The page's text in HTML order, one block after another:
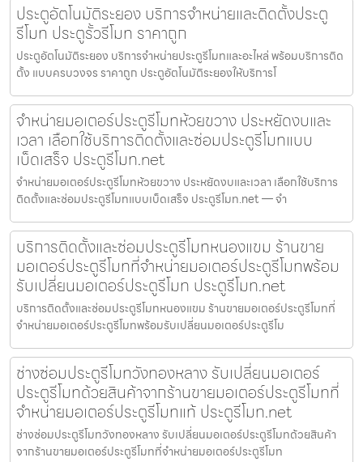
ประตูอัตโนมัติระยอง บริการจำหน่ายและติดตั้งประตู
รีโมท ประตูรั้วรีโมท ราคาถูก
ประตูอัตโนมัติระยอง บริการจำหน่ายประตูรีโมทและอะไหล่ พร้อมบริการติด
ตั้ง แบบครบวงจร ราคาถูก ประตูอัตโนมัติระยองให้บริการโ
จำหน่ายมอเตอร์ประตูรีโมทห้วยขวาง ประหยัดงบและ
เวลา เลือกใช้บริการติดตั้งและซ่อมประตูรีโมทแบบ
เบ็ดเสร็จ ประตูรีโมท.net
จำหน่ายมอเตอร์ประตูรีโมทห้วยขวาง ประหยัดงบและเวลา เลือกใช้บริการ
ติดตั้งและซ่อมประตูรีโมทแบบเบ็ดเสร็จ ประตูรีโมท.net — จำ
บริการติดตั้งและซ่อมประตูรีโมทหนองแขม ร้านขาย
มอเตอร์ประตูรีโมทที่จำหน่ายมอเตอร์ประตูรีโมทพร้อม
รับเปลี่ยนมอเตอร์ประตูรีโมท ประตูรีโมท.net
บริการติดตั้งและซ่อมประตูรีโมทหนองแขม ร้านขายมอเตอร์ประตูรีโมทที่
จำหน่ายมอเตอร์ประตูรีโมทพร้อมรับเปลี่ยนมอเตอร์ประตูรีโม
ช่างซ่อมประตูรีโมทวังทองหลาง รับเปลี่ยนมอเตอร์
ประตูรีโมทด้วยสินค้าจากร้านขายมอเตอร์ประตูรีโมทที่
จำหน่ายมอเตอร์ประตูรีโมทแท้ ประตูรีโมท.net
ช่างซ่อมประตูรีโมทวังทองหลาง รับเปลี่ยนมอเตอร์ประตูรีโมทด้วยสินค้า
จากร้านขายมอเตอร์ประตูรีโมทที่จำหน่ายมอเตอร์ประตูรีโมท